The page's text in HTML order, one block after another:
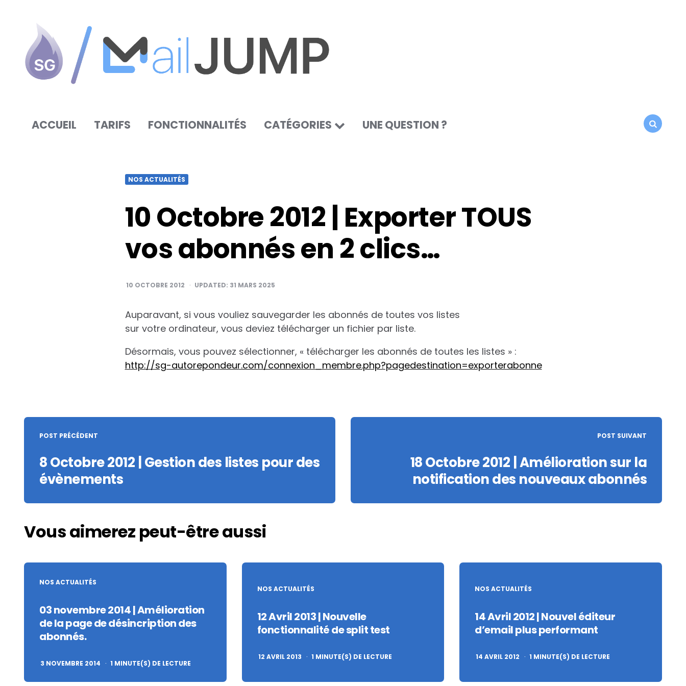
ACCUEIL TARIFS FONCTIONNALITÉS CATÉGORIES
UNE QUESTION ?
NOS ACTUALITÉS
10 Octobre 2012 | Exporter TOUS
vos abonnés en 2 clics…
10 OCTOBRE 2012 UPDATED: 31 MARS 2025
Auparavant, si vous vouliez sauvegarder les abonnés de toutes vos listes
sur votre ordinateur, vous deviez télécharger un fichier par liste.
Désormais, vous pouvez sélectionner, « télécharger les abonnés de toutes les listes » :
http://sg-autorepondeur.com/connexion_membre.php?pagedestination=exporterabonne
Post
navigation
POST PRÉCÉDENT
8 Octobre 2012 | Gestion des listes pour des
évènements
POST SUIVANT
18 Octobre 2012 | Amélioration sur la
notification des nouveaux abonnés
Vous aimerez peut-être aussi
NOS ACTUALITÉS
03 novembre 2014 | Amélioration
de la page de désincription des
abonnés.
3 NOVEMBRE 2014 1 MINUTE(S) DE LECTURE
NOS ACTUALITÉS
12 Avril 2013 | Nouvelle
fonctionnalité de split test
12 AVRIL 2013 1 MINUTE(S) DE LECTURE
NOS ACTUALITÉS
14 Avril 2012 | Nouvel éditeur
d’email plus performant
14 AVRIL 2012 1 MINUTE(S) DE LECTURE